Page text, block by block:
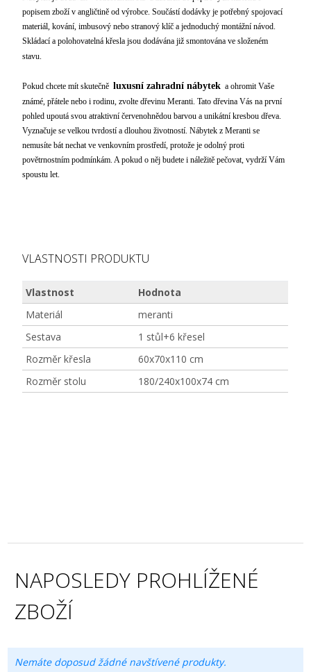
popisem zboží v angličtině od výrobce. Součástí dodávky je potřebný spojovací
materiál, kování, imbusový nebo stranový klíč a jednoduchý montážní návod.
Skládací a polohovatelná křesla jsou dodávána již smontována ve složeném
stavu.
Pokud chcete mít skutečněluxusní zahradní nábytek a ohromit Vaše
známé, přátele nebo i rodinu, zvolte dřevinu Meranti. Tato dřevina Vás na první
pohled upoutá svou atraktivní červenohnědou barvou a unikátní kresbou dřeva.
Vyznačuje se velkou tvrdostí a dlouhou životností. Nábytek z Meranti se
nemusíte bát nechat ve venkovním prostředí, protože je odolný proti
povětrnostním podmínkám. A pokud o něj budete i náležitě pečovat, vydrží Vám
spoustu let.
VLASTNOSTI PRODUKTU
Vlastnost
Hodnota
Materiál
meranti
Sestava
1 stůl+6 křesel
Rozměr křesla
60x70x110 cm
Rozměr stolu
180/240x100x74 cm
NAPOSLEDY PROHLÍŽENÉ
ZBOŽÍ
Nemáte doposud žádné navštívené produkty.